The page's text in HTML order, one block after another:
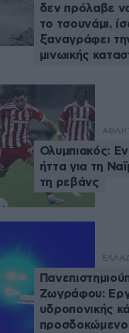
δεν πρόλαβε
το τσουνάμι,
ξαναγράφει
μινωικής
Ολυμπιακός:
ήττα για τη
τη ρεβάνς
Ζωγράφου:
υδροπονικής